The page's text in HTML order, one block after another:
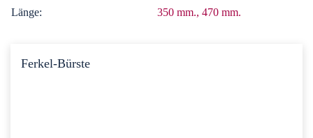
Länge:
350 mm., 470 mm.
Ferkel-Bürste